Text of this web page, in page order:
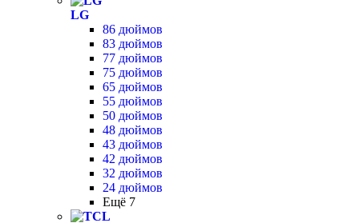
LG
86 дюймов
83 дюймов
77 дюймов
75 дюймов
65 дюймов
55 дюймов
50 дюймов
48 дюймов
43 дюймов
42 дюймов
32 дюймов
24 дюймов
Ещё 7